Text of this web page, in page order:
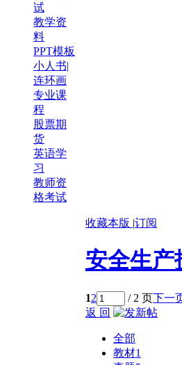
试
教学资
料
PPT模板
小人书|
连环画
专业课
程
股票期
货
英语学
习
教师资
格考试
收藏本版 |订阅
安全生产
12 / 2 页下一
返 回
全部
教材1